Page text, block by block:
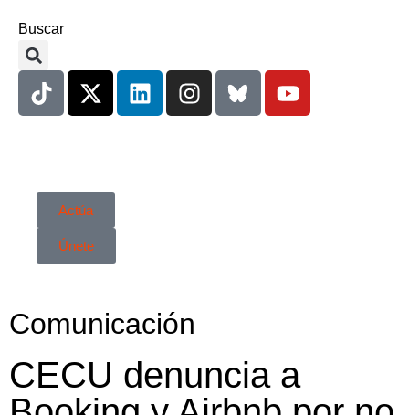
Buscar
Actúa
Únete
Comunicación
CECU denuncia a